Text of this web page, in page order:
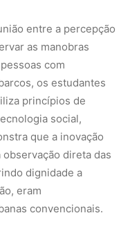
entre a percepção
as manobras
com
os estudantes
princípios de
social,
que a inovação
direta das
dignidade a
eram
convencionais.